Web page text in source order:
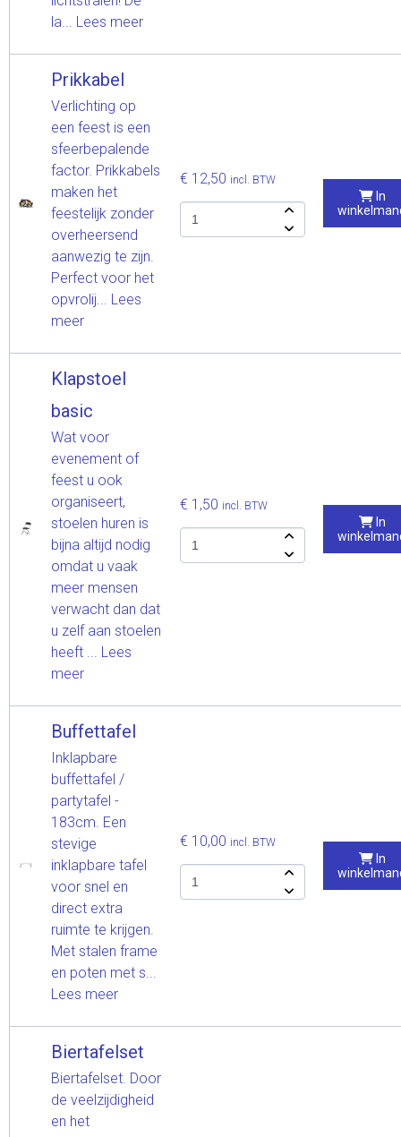
la... Lees meer
Prikkabel
Verlichting op
een feest is een
sfeerbepalende
factor. Prikkabels
maken het
feestelijk zonder
overheersend
aanwezig te zijn.
Perfect voor het
opvrolij... Lees
meer
€ 12,50 incl. BTW
In
Klapstoel
basic
Wat voor
evenement of
feest u ook
organiseert,
stoelen huren is
bijna altijd nodig
omdat u vaak
meer mensen
verwacht dan dat
u zelf aan stoelen
heeft ... Lees
meer
€ 1,50 incl. BTW
In
Buffettafel
Inklapbare
buffettafel /
partytafel -
183cm. Een
stevige
inklapbare tafel
voor snel en
direct extra
ruimte te krijgen.
Met stalen frame
en poten met s...
Lees meer
€ 10,00 incl. BTW
In
Biertafelset
Biertafelset. Door
de veelzijdigheid
en het